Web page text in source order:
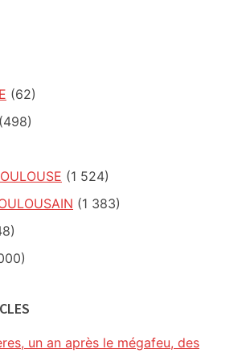
(62)
(498)
(1 524)
(1 383)
un an après le mégafeu, des